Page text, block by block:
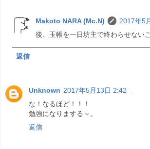
Makoto NARA (Mc.N)
2017年5
後、玉帳を一日坊主で終わらせない
返信
Unknown 2017年5月13日 2:42
な！なるほど！！！
勉強になりまする～。
返信